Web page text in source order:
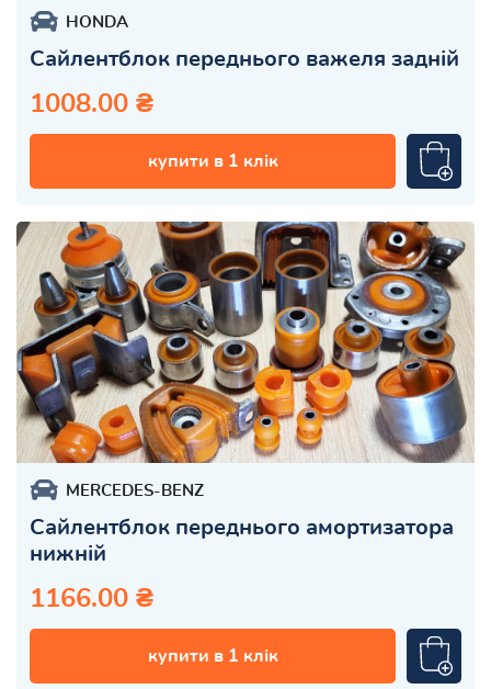
HONDA
Сайлентблок переднього важеля задній
1008.00 ₴
купити в 1 клік
MERCEDES-BENZ
Сайлентблок переднього амортизатора
нижній
1166.00 ₴
купити в 1 клік